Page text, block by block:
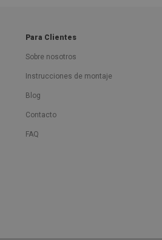
Para Clientes
Sobre nosotros
Instrucciones de montaje
Blog
Contacto
FAQ